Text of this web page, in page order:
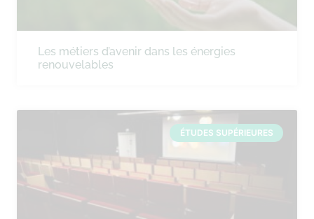
Les métiers d’avenir dans les énergies
renouvelables
ÉTUDES SUPÉRIEURES